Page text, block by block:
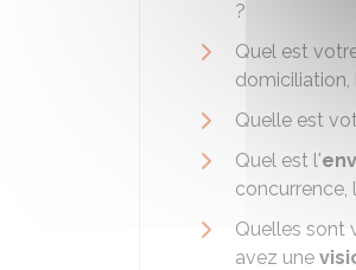
?
Quel est
domiciliation,
Quelle est
Quel est l'
concurrence,
Quelles sont
avez une